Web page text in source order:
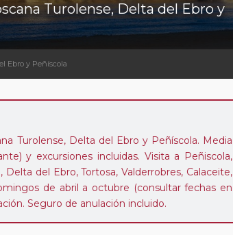
Turolense, Delta del Ebro y
Ebro y Peñíscola
Turolense, Delta del Ebro y Peñíscola. Media
y excursiones incluidas. Visita a Peñiscola,
del Ebro, Tortosa, Valderrobres, Calaceite,
de abril a octubre (consultar fechas en
Seguro de anulación incluido.